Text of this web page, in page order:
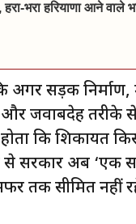
हरा-भरा हरियाणा आने वाले
अगर सड़क
जवाबदेह तरीके
होता कि शिकायत
से सरकार अब ‘एक
तक सीमित नहीं